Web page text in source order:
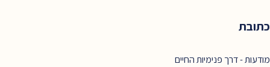
כתובת
מודעות - דרך פנימיות החיים